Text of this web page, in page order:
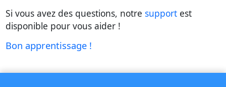
Si vous avez des questions, notre support est
disponible pour vous aider !
Bon apprentissage !